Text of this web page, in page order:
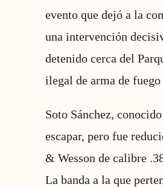
evento que dejó a la
una intervención
detenido cerca del
ilegal de arma de
Soto Sánchez,
escapar, pero fue
& Wesson de calibre
La banda a la que